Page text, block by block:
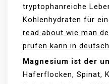
tryptophanreiche
Kohlenhydraten für
read about wie man
prüfen kann in
Magnesium ist der
Haferflocken, Spinat,